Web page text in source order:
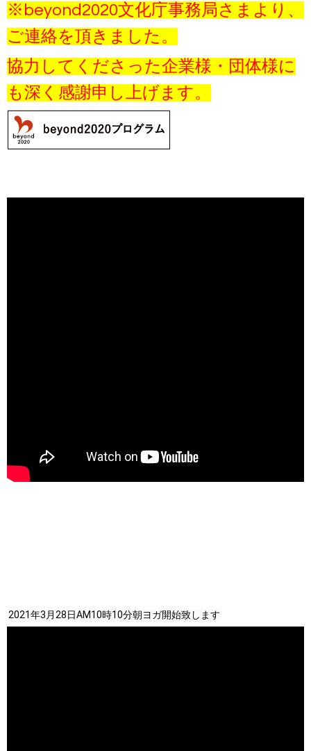
※beyond2020文化庁事務局さまより、
ご連絡を頂きました。
協力してくださった企業様・団体様に
も深く感謝申し上げます。
2021年3月28日AM10時10分朝ヨガ開始致します